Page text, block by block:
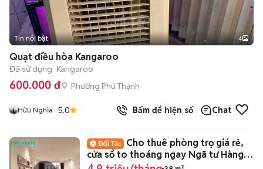
Tin nổi bật 4
Quạt điều hòa Kangaroo
Đã sử dụng Kangaroo
600.000 đ Phường Phú Thạnh
Hữu Nghĩa 5.0 Bấm để hiện số Chat
Cho thuê phòng trọ giá rẻ,
cửa sổ to thoáng ngay Ngã tư Hàng
Xanh